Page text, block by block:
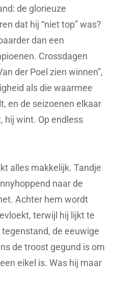
de glorieuze
dat hij “niet top” was?
dan een
Crossdagen
der Poel zien winnen”,
als die waarmee
en de seizoenen elkaar
hij wint. Op endless
alles makkelijk. Tandje
naar de
Achter hem wordt
terwijl hij lijkt te
de eeuwige
de troost gegund is om
eikel is. Was hij maar